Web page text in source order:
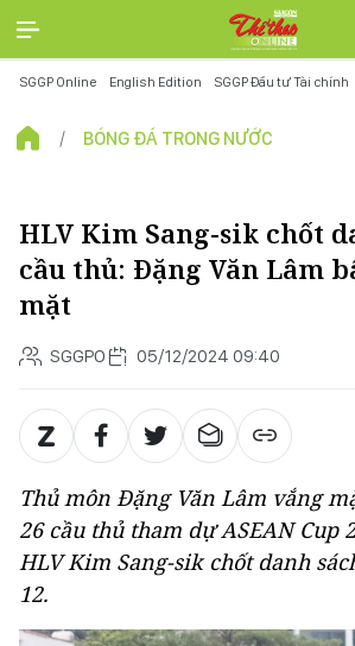
SGGP Online English Edition SGGP Đầu tư Tài chính
BÓNG ĐÁ TRONG NƯỚC
HLV Kim Sang-sik chốt
cầu thủ: Đặng Văn Lâm
mặt
SGGPO 05/12/2024 09:40
Thủ môn Đặng Văn Lâm vắng
26 cầu thủ tham dự ASEAN Cup
HLV Kim Sang-sik chốt danh
12.